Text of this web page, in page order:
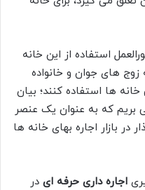
استفاده از این خانه
های جوان و خانواده
ها استفاده کنند؛ بیان
بریم که به عنوان یک عنصر
در بازار اجاره بهای خانه ها
اجاره داری حرفه ای در